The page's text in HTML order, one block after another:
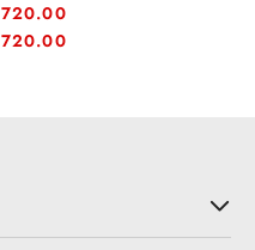
Cena:
720.00
Cena:
720.00